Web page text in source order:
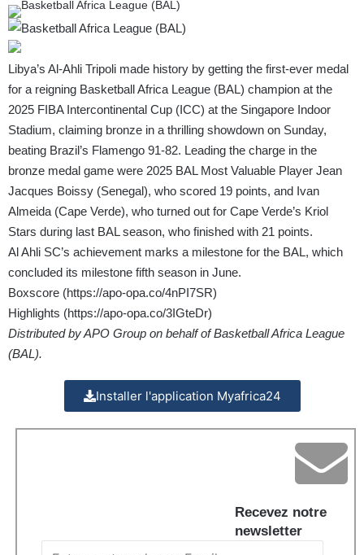
Libya’s Al-Ahli Tripoli made history by getting the first-ever medal
for a reigning Basketball Africa League (BAL) champion at the
2025 FIBA Intercontinental Cup (ICC) at the Singapore Indoor
Stadium, claiming bronze in a thrilling showdown on Sunday,
beating Brazil’s Flamengo 91-82. Leading the charge in the
bronze medal game were 2025 BAL Most Valuable Player Jean
Jacques Boissy (Senegal), who scored 19 points, and Ivan
Almeida (Cape Verde), who turned out for Cape Verde’s Kriol
Stars during last BAL season, who finished with 21 points.
Al Ahli SC’s achievement marks a milestone for the BAL, which
concluded its milestone fifth season in June.
Boxscore (https://apo-opa.co/4nPI7SR)
Highlights (https://apo-opa.co/3IGteDr)
Distributed by APO Group on behalf of Basketball Africa League
(BAL).
Installer l'application Myafrica24
Recevez notre
newsletter